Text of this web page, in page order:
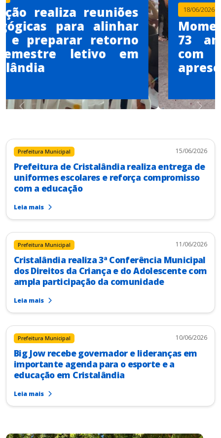
18/06/2026
Momento Cívico celebra os
73 anos de Cristalândia
com desfile e
apresentações culturais
Anterior Próximo
Prefeitura de Cristalândia realiza entrega de
uniformes escolares e reforça compromisso
com a educação
Leia mais
Cristalândia realiza 3ª Conferência Municipal
dos Direitos da Criança e do Adolescente com
ampla participação da comunidade
Leia mais
Big Jow recebe governador e lideranças em
importante agenda para o esporte e a
educação em Cristalândia
Leia mais